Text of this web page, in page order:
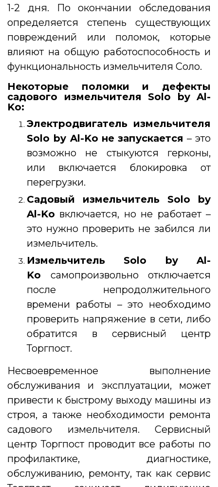
1-2 дня. По окончании обследования
определяется степень существующих
повреждений или поломок, которые
влияют на общую работоспособность и
функциональность измельчителя Соло.
Некоторые поломки и дефекты
садового измельчителя Solo by Al-
Ko:
Электродвигатель измельчителя
Solo by Al-Ko не запускается – это
возможно не стыкуются герконы,
или включается блокировка от
перегрузки.
Садовый измельчитель Solo by
Al-Ko включается, но не работает –
это нужно проверить не забился ли
измельчитель.
Измельчитель Solo by Al-
Ko самопроизвольно отключается
после непродолжительного
времени работы – это необходимо
проверить напряжение в сети, либо
обратится в сервисный центр
Торгпост.
Несвоевременное выполнение
обслуживания и эксплуатации, может
привести к быстрому выходу машины из
строя, а также необходимости ремонта
садового измельчителя. Сервисный
центр Торгпост проводит все работы по
профилактике, диагностике,
обслуживанию, ремонту, так как сервис